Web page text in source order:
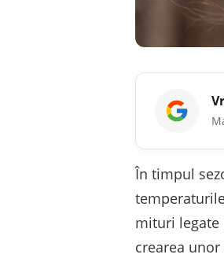
În timpul
mituri legate
crearea